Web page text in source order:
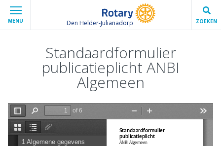
MENU Den Helder-Julianadorp ZOEKEN
Standaardformulier
publicatieplicht ANBI
Algemeen